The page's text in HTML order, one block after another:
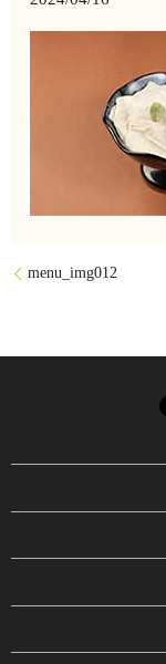
menu_img012